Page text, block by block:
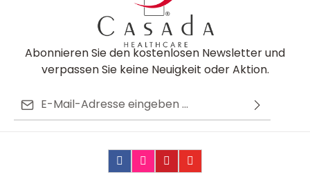
Abonnieren Sie den kostenlosen Newsletter und
verpassen Sie keine Neuigkeit oder Aktion.
E-Mail-Adresse*
mit ihnen einverstanden.